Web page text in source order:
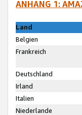
ANHANG 1:
Land
Belgien
Frankreich
Deutschland
Irland
Italien
Niederlande